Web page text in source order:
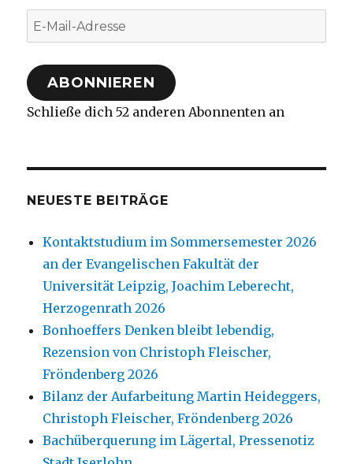
E-
Mail-
Adresse
ABONNIEREN
Schließe dich 52 anderen Abonnenten an
NEUESTE BEITRÄGE
Kontaktstudium im Sommersemester 2026
an der Evangelischen Fakultät der
Universität Leipzig, Joachim Leberecht,
Herzogenrath 2026
Bonhoeffers Denken bleibt lebendig,
Rezension von Christoph Fleischer,
Fröndenberg 2026
Bilanz der Aufarbeitung Martin Heideggers,
Christoph Fleischer, Fröndenberg 2026
Bachüberquerung im Lägertal, Pressenotiz